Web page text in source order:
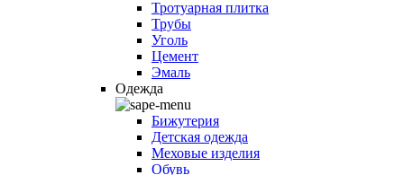
Тротуарная плитка
Трубы
Уголь
Цемент
Эмаль
Одежда
Бижутерия
Детская одежда
Меховые изделия
Обувь